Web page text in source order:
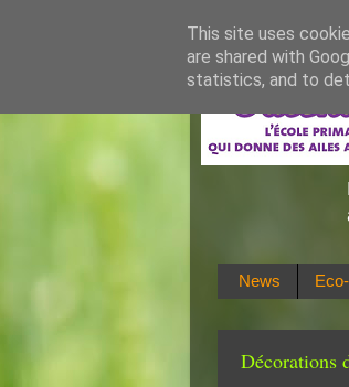
News
Décorations
This site uses
are shared with
statistics, and to